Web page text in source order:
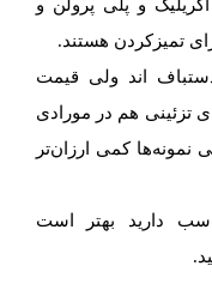
و پلی پرولن و
تمیزکردن هستند.
اند ولی قیمت
تزئینی هم در مورادی
کمی ارزان‌تر
دارید بهتر است